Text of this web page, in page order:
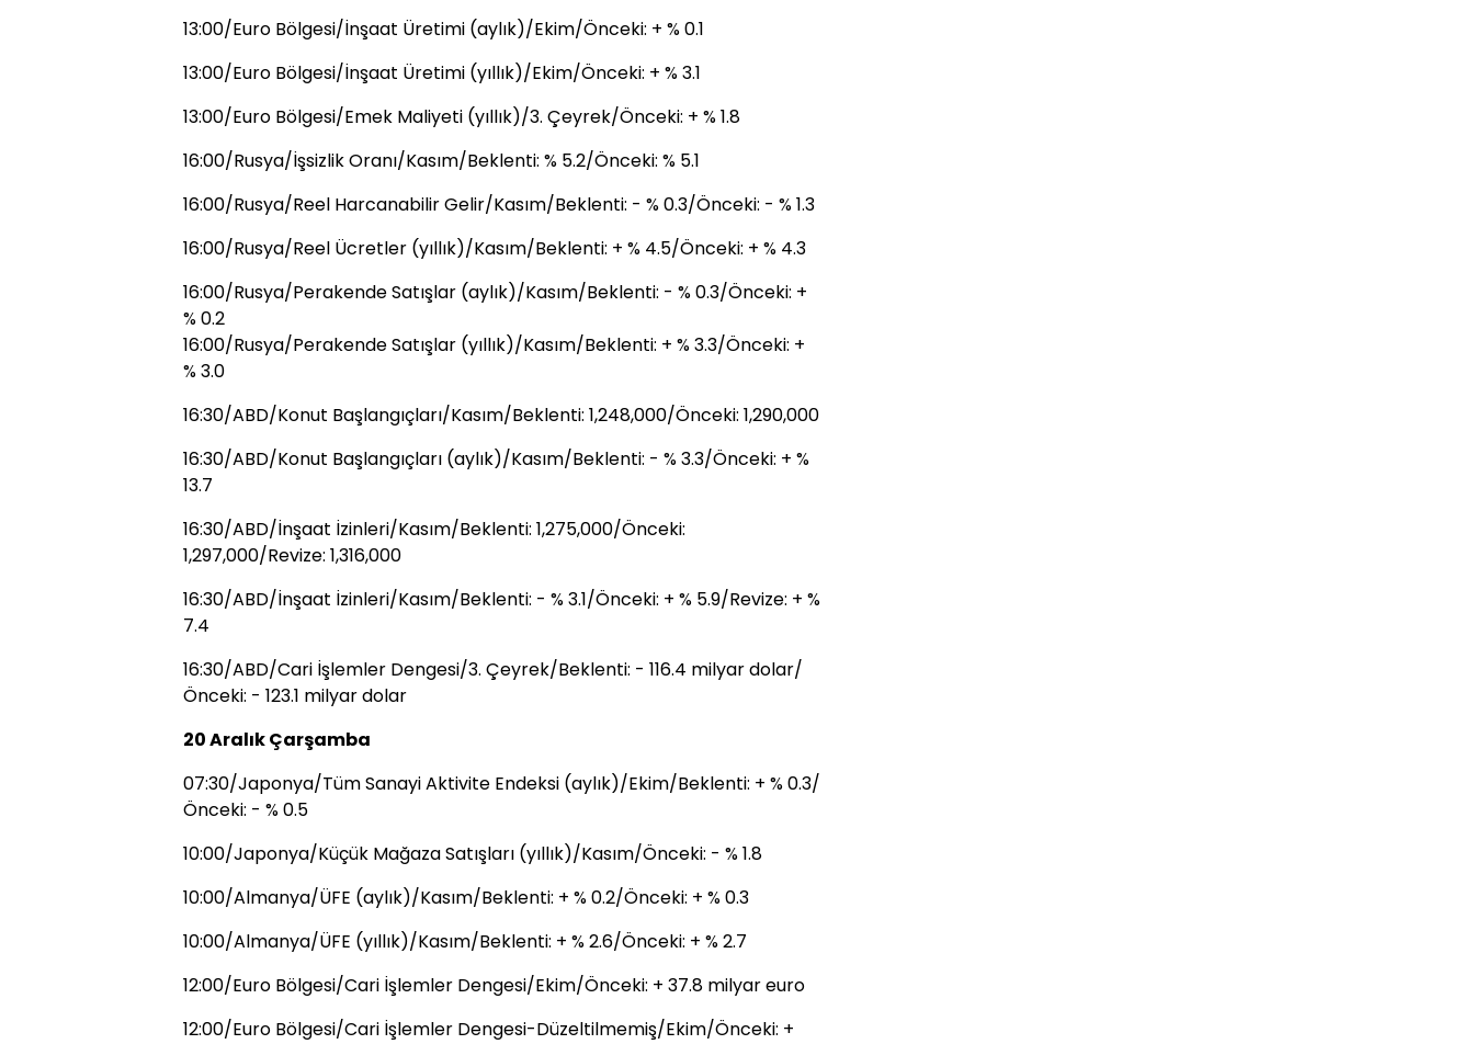
13:00/Euro Bölgesi/İnşaat Üretimi (aylık)/Ekim/Önceki: + % 0.1
13:00/Euro Bölgesi/İnşaat Üretimi (yıllık)/Ekim/Önceki: + % 3.1
13:00/Euro Bölgesi/Emek Maliyeti (yıllık)/3. Çeyrek/Önceki: + % 1.8
16:00/Rusya/İşsizlik Oranı/Kasım/Beklenti: % 5.2/Önceki: % 5.1
16:00/Rusya/Reel Harcanabilir Gelir/Kasım/Beklenti: - % 0.3/Önceki: - % 1.3
16:00/Rusya/Reel Ücretler (yıllık)/Kasım/Beklenti: + % 4.5/Önceki: + % 4.3
16:00/Rusya/Perakende Satışlar (aylık)/Kasım/Beklenti: - % 0.3/Önceki: +
% 0.2
16:00/Rusya/Perakende Satışlar (yıllık)/Kasım/Beklenti: + % 3.3/Önceki: +
% 3.0
16:30/ABD/Konut Başlangıçları/Kasım/Beklenti: 1,248,000/Önceki: 1,290,000
16:30/ABD/Konut Başlangıçları (aylık)/Kasım/Beklenti: - % 3.3/Önceki: + %
13.7
16:30/ABD/İnşaat İzinleri/Kasım/Beklenti: 1,275,000/Önceki:
1,297,000/Revize: 1,316,000
16:30/ABD/İnşaat İzinleri/Kasım/Beklenti: - % 3.1/Önceki: + % 5.9/Revize: + %
7.4
16:30/ABD/Cari İşlemler Dengesi/3. Çeyrek/Beklenti: - 116.4 milyar dolar/
Önceki: - 123.1 milyar dolar
20 Aralık Çarşamba
07:30/Japonya/Tüm Sanayi Aktivite Endeksi (aylık)/Ekim/Beklenti: + % 0.3/
Önceki: - % 0.5
10:00/Japonya/Küçük Mağaza Satışları (yıllık)/Kasım/Önceki: - % 1.8
10:00/Almanya/ÜFE (aylık)/Kasım/Beklenti: + % 0.2/Önceki: + % 0.3
10:00/Almanya/ÜFE (yıllık)/Kasım/Beklenti: + % 2.6/Önceki: + % 2.7
12:00/Euro Bölgesi/Cari İşlemler Dengesi/Ekim/Önceki: + 37.8 milyar euro
12:00/Euro Bölgesi/Cari İşlemler Dengesi-Düzeltilmemiş/Ekim/Önceki: +